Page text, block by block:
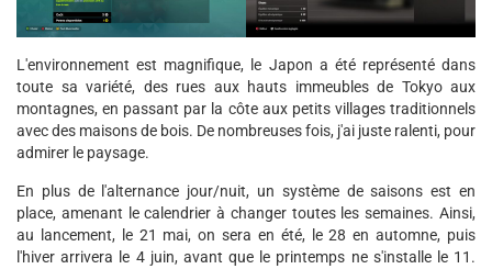
L'environnement est magnifique, le Japon a été représenté dans
toute sa variété, des rues aux hauts immeubles de Tokyo aux
montagnes, en passant par la côte aux petits villages traditionnels
avec des maisons de bois. De nombreuses fois, j'ai juste ralenti, pour
admirer le paysage.
En plus de l'alternance jour/nuit, un système de saisons est en
place, amenant le calendrier à changer toutes les semaines. Ainsi,
au lancement, le 21 mai, on sera en été, le 28 en automne, puis
l'hiver arrivera le 4 juin, avant que le printemps ne s'installe le 11.